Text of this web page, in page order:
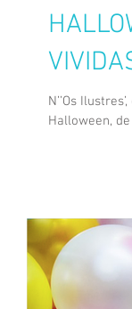
N’’Os
Halloween,